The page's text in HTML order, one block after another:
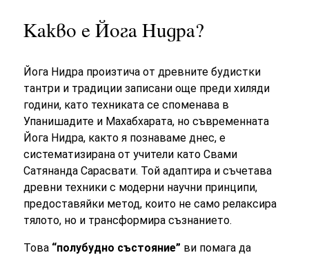
Какво е Йога Нидра?
Йога Нидра произтича от древните будистки
тантри и традиции записани още преди хиляди
години, като техниката се споменава в
Упанишадите и Махабхарата, но съвременната
Йога Нидра, както я познаваме днес, е
систематизирана от учители като Свами
Сатянанда Сарасвати. Той адаптира и съчетава
древни техники с модерни научни принципи,
предоставяйки метод, които не само релаксира
тялото, но и трансформира съзнанието.
Това “полубудно състояние” ви помага да